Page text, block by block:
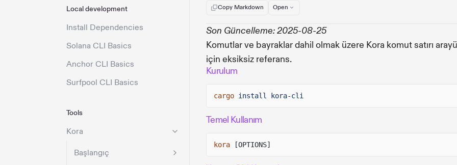
Local development
Install Dependencies
Solana CLI Basics
Anchor CLI Basics
Surfpool CLI Basics
Tools
Kora
Başlangıç
Copy Markdown Open
Son Güncelleme: 2025-08-25
Komutlar ve bayraklar dahil olmak üzere Kora komut satırı
için eksiksiz referans.
Kurulum
cargo install kora-cli
Temel Kullanım
kora [OPTIONS]